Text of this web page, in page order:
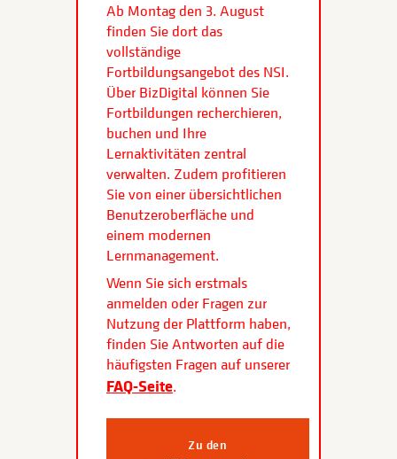
Ab Montag den 3. August
finden Sie dort das
vollständige
Fortbildungsangebot des NSI.
Über BizDigital können Sie
Fortbildungen recherchieren,
buchen und Ihre
Lernaktivitäten zentral
verwalten. Zudem profitieren
Sie von einer übersichtlichen
Benutzeroberfläche und
einem modernen
Lernmanagement.
Wenn Sie sich erstmals
anmelden oder Fragen zur
Nutzung der Plattform haben,
finden Sie Antworten auf die
häufigsten Fragen auf unserer
FAQ-Seite.
Zu den